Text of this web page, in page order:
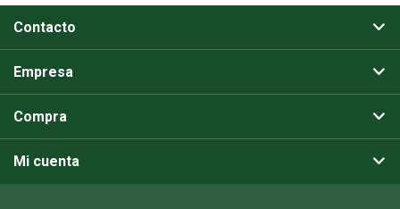
Contacto
Empresa
Compra
Mi cuenta